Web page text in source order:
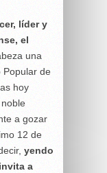
líder y
el
una
Popular de
hoy
a gozar
12 de
yendo
a